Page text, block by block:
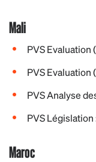
Mali
PVS Evaluation
PVS Evaluation
PVS Analyse
PVS Législation
Maroc